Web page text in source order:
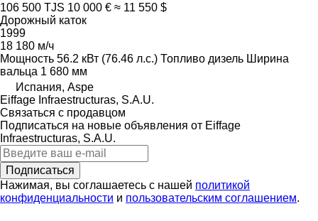
106 500 TJS 10 000 € ≈ 11 550 $
Дорожный каток
1999
18 180 м/ч
Мощность 56.2 кВт (76.46 л.с.) Топливо дизель Ширина
вальца 1 680 мм
Испания, Aspe
Eiffage Infraestructuras, S.A.U.
Связаться с продавцом
Подписаться на новые объявления от Eiffage
Infraestructuras, S.A.U.
Подписаться
Нажимая, вы соглашаетесь с нашей политикой
конфиденциальности и пользовательским соглашением.